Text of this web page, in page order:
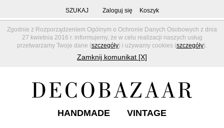
Zgodnie z Rozporządzeniem Ogólnym o Ochronie Danych Osobowych z dnia
27 kwietnia 2016 r. informujemy, że w celu realizacji naszych usług
przetwarzamy Twoje dane (szczegóły) i używamy cookies (szczegóły).
Zamknij komunikat [X]
SZUKAJ Zaloguj się Koszyk
HANDMADE VINTAGE